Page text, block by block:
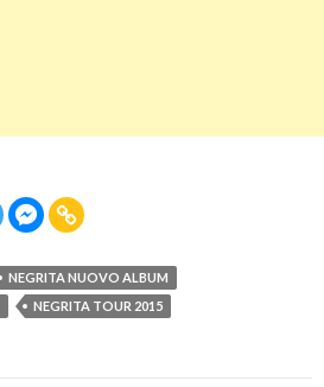
NEGRITA NUOVO ALBUM
NEGRITA TOUR 2015